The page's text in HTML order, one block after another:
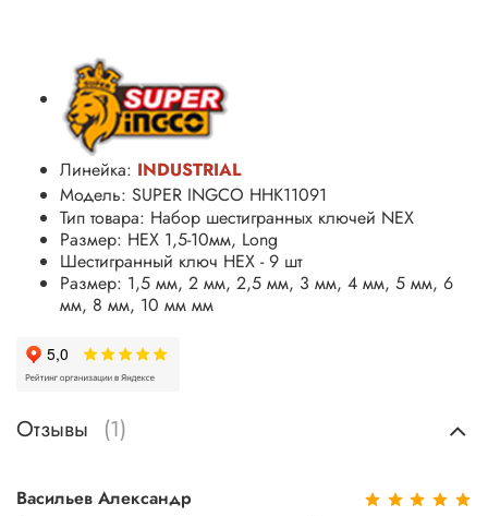
Линейка: INDUSTRIAL
Модель: SUPER INGCO HHK11091
Тип товара: Набор шестигранных ключей NEX
Размер: HEX 1,5-10мм, Long
Шестигранный ключ HEX - 9 шт
Размер: 1,5 мм, 2 мм, 2,5 мм, 3 мм, 4 мм, 5 мм, 6
мм, 8 мм, 10 мм мм
Отзывы (1)
Васильев Александр